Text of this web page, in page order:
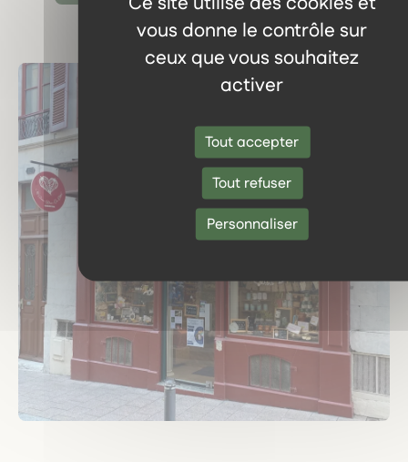
vous donne le contrôle sur
ceux que vous souhaitez
activer
Tout accepter
Tout refuser
Personnaliser